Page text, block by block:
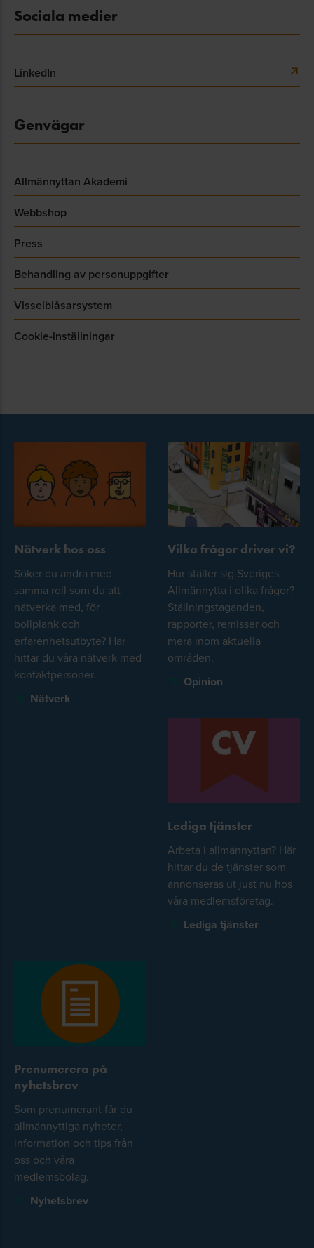
Sociala medier
LinkedIn
Genvägar
Allmännyttan Akademi
Webbshop
Press
Behandling av personuppgifter
Visselblåsarsystem
Cookie-inställningar
Nätverk hos oss
Söker du andra med
samma roll som du att
nätverka med, för
bollplank och
erfarenhetsutbyte? Här
hittar du våra nätverk med
kontaktpersoner.
Nätverk
Vilka frågor driver vi?
Hur ställer sig Sveriges
Allmännytta i olika frågor?
Ställningstaganden,
rapporter, remisser och
mera inom aktuella
områden.
Opinion
Lediga tjänster
Arbeta i allmännyttan? Här
hittar du de tjänster som
annonseras ut just nu hos
våra medlemsföretag.
Lediga tjänster
Prenumerera på
nyhetsbrev
Som prenumerant får du
allmännyttiga nyheter,
information och tips från
oss och våra
medlemsbolag.
Nyhetsbrev